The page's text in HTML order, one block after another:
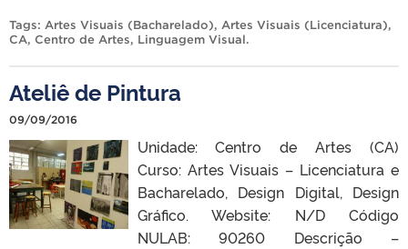
Tags: Artes Visuais (Bacharelado), Artes Visuais (Licenciatura),
CA, Centro de Artes, Linguagem Visual.
Ateliê de Pintura
09/09/2016
Unidade: Centro de Artes (CA)
Curso: Artes Visuais – Licenciatura e
Bacharelado, Design Digital, Design
Gráfico. Website: N/D Código
NULAB: 90260 Descrição –